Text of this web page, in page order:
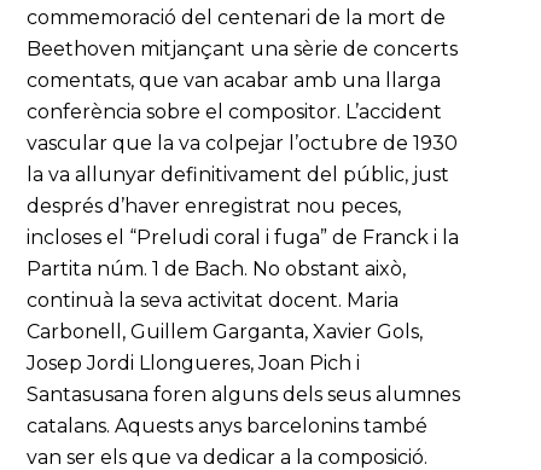
commemoració del centenari de la mort de
Beethoven mitjançant una sèrie de concerts
comentats, que van acabar amb una llarga
conferència sobre el compositor. L’accident
vascular que la va colpejar l’octubre de 1930
la va allunyar definitivament del públic, just
després d’haver enregistrat nou peces,
incloses el “Preludi coral i fuga” de Franck i la
Partita núm. 1 de Bach. No obstant això,
continuà la seva activitat docent. Maria
Carbonell, Guillem Garganta, Xavier Gols,
Josep Jordi Llongueres, Joan Pich i
Santasusana foren alguns dels seus alumnes
catalans. Aquests anys barcelonins també
van ser els que va dedicar a la composició.